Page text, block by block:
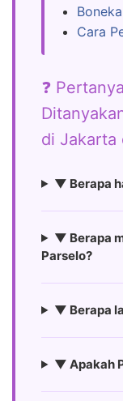
Cara
❓
di Jakarta
▼ Berapa
▼ Berapa
Parselo?
▼ Berapa
▼ Apakah